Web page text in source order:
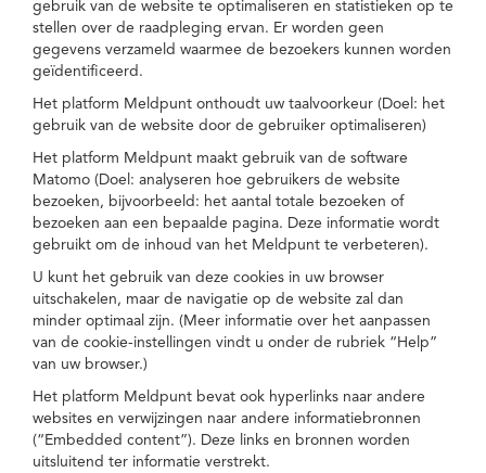
gebruik van de website te optimaliseren en statistieken op te
stellen over de raadpleging ervan. Er worden geen
gegevens verzameld waarmee de bezoekers kunnen worden
geïdentificeerd.
Het platform Meldpunt onthoudt uw taalvoorkeur (Doel: het
gebruik van de website door de gebruiker optimaliseren)
Het platform Meldpunt maakt gebruik van de software
Matomo (Doel: analyseren hoe gebruikers de website
bezoeken, bijvoorbeeld: het aantal totale bezoeken of
bezoeken aan een bepaalde pagina. Deze informatie wordt
gebruikt om de inhoud van het Meldpunt te verbeteren).
U kunt het gebruik van deze cookies in uw browser
uitschakelen, maar de navigatie op de website zal dan
minder optimaal zijn. (Meer informatie over het aanpassen
van de cookie-instellingen vindt u onder de rubriek “Help”
van uw browser.)
Het platform Meldpunt bevat ook hyperlinks naar andere
websites en verwijzingen naar andere informatiebronnen
(“Embedded content”). Deze links en bronnen worden
uitsluitend ter informatie verstrekt.